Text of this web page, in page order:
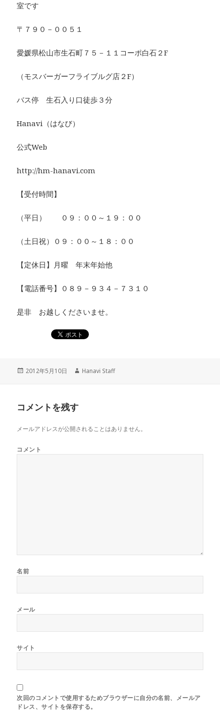
室です
〒７９０－００５１
愛媛県松山市生石町７５－１１コーポ白石２F
（モスバーガーフライブルグ店２F）
バス停 生石入り口徒歩３分
Hanavi（はなび）
公式Web
http://hm-hanavi.com
【受付時間】
（平日） ０９：００～１９：００
（土日祝）０９：００～１８：００
【定休日】月曜 年末年始他
【電話番号】０８９－９３４－７３１０
是非 お越しくださいませ。
投
2012年5月10日
作
Hanavi Staff
コメントを残す
メールアドレスが公開されることはありません。
コメント
名前
メール
サイト
次回のコメントで使用するためブラウザーに自分の名前、メールア
ドレス、サイトを保存する。